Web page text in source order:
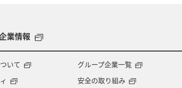
フ ANAマイレージクラブ
カード AMC会員専用サービス
業情報
いて グループ企業一覧
安全の取り組み